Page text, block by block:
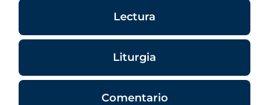
Lectura
Liturgia
Comentario